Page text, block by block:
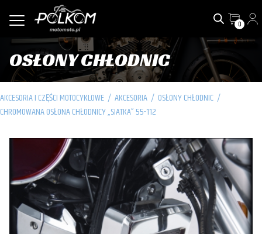
0
OSŁONY CHŁODNIC
AKCESORIA I CZĘŚCI MOTOCYKLOWE / AKCESORIA / OSŁONY CHŁODNIC /
CHROMOWANA OSŁONA CHŁODNICY „SIATKA” 55-112